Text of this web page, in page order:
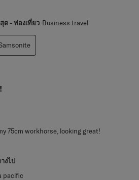
ด - ท่องเที่ยว Business travel
75cm workhorse, looking great!
งไป
pacific